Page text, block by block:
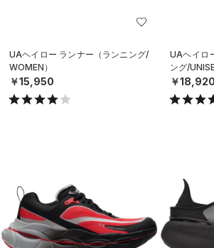
UAヘイロー ランナー（ランニング/
WOMEN）
￥15,950
UAヘイロ
ング/
￥18,920